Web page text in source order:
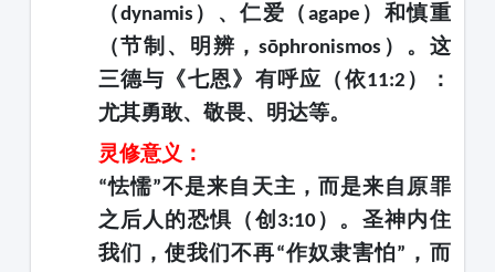
（dynamis ）、仁爱（ agape ）和慎重
（节制、明辨，sōphronismos ）。这
三德与《七恩》有呼应（依11:2 ）：
尤其勇敢、敬畏、明达等。
灵修意义：
“怯懦”不是来自天主，而是来自原罪
之后人的恐惧（创 3:10）。圣神内住
我们，使我们不再“作奴隶害怕” ，而